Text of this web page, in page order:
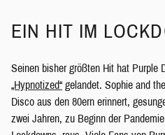
EIN HIT IM
Seinen bisher größten Hit hat Purple
„Hypnotized“ gelandet. Sophie and
Disco aus den 80ern erinnert,
zwei Jahren, zu Beginn der